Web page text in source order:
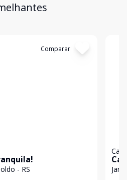
Comparar
- RS